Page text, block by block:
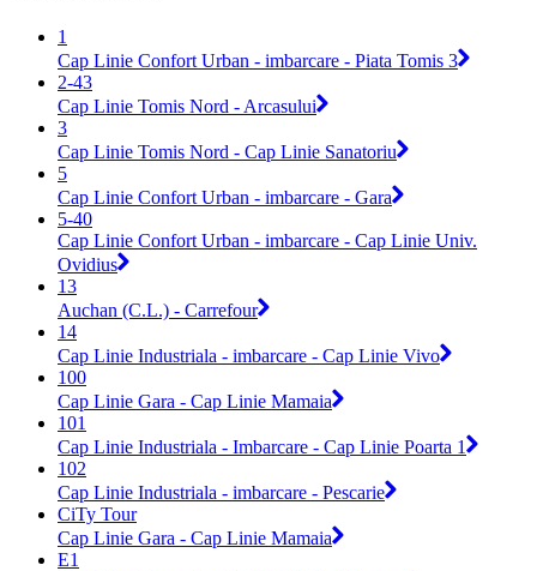
1
Cap Linie Confort Urban - imbarcare - Piata Tomis 3
2-43
Cap Linie Tomis Nord - Arcasului
3
Cap Linie Tomis Nord - Cap Linie Sanatoriu
5
Cap Linie Confort Urban - imbarcare - Gara
5-40
Cap Linie Confort Urban - imbarcare - Cap Linie Univ.
Ovidius
13
Auchan (C.L.) - Carrefour
14
Cap Linie Industriala - imbarcare - Cap Linie Vivo
100
Cap Linie Gara - Cap Linie Mamaia
101
Cap Linie Industriala - Imbarcare - Cap Linie Poarta 1
102
Cap Linie Industriala - imbarcare - Pescarie
CiTy Tour
Cap Linie Gara - Cap Linie Mamaia
E1